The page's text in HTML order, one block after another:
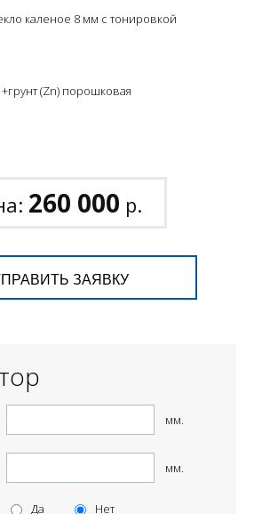
каленое 8 мм с тонировкой
(Zn) порошковая
260 000 р.
ЗАЯВКУ
мм.
мм.
Да Нет